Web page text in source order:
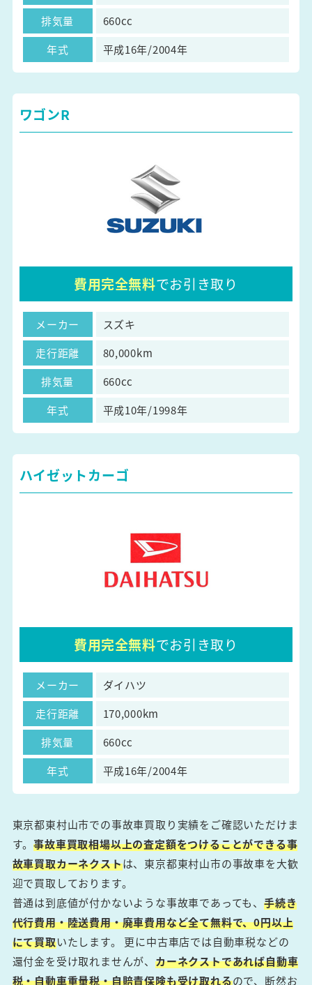
排気量
660cc
年式
平成16年/2004年
ワゴンR
費用完全無料でお引き取り
メーカー
スズキ
走行距離
80,000km
排気量
660cc
年式
平成10年/1998年
ハイゼットカーゴ
費用完全無料でお引き取り
メーカー
ダイハツ
走行距離
170,000km
排気量
660cc
年式
平成16年/2004年
東京都東村山市での事故車買取り実績をご確認いただけま
す。事故車買取相場以上の査定額をつけることができる事
故車買取カーネクストは、東京都東村山市の事故車を大歓
迎で買取しております。
普通は到底値が付かないような事故車であっても、手続き
代行費用・陸送費用・廃車費用など全て無料で、0円以上
にて買取いたします。 更に中古車店では自動車税などの
還付金を受け取れませんが、カーネクストであれば自動車
税・自動車重量税・自賠責保険も受け取れるので、断然お